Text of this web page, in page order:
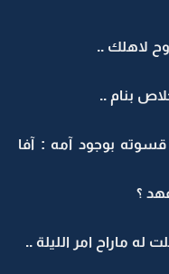
لاهلك ..
بنام ..
بوجود آمه : آفا
؟
ماراح امر الليلة ..